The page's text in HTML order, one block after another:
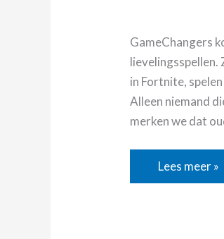
GameChangers
lievelingsspellen.
in Fortnite,
Alleen niemand
merken we dat
Lees meer »